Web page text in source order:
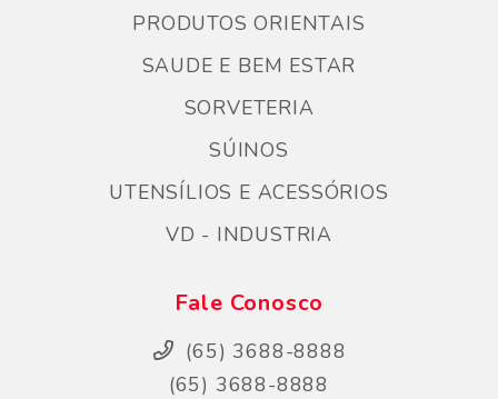
PRODUTOS ORIENTAIS
SAUDE E BEM ESTAR
SORVETERIA
SÚINOS
UTENSÍLIOS E ACESSÓRIOS
VD - INDUSTRIA
Fale Conosco
(65) 3688-8888
(65) 3688-8888